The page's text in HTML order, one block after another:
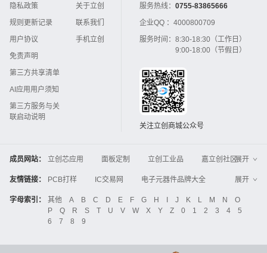
隐私政策
规则更新记录
用户协议
免责声明
第三方共享清单
AI应用用户须知
第三方服务与关
联启动说明
关于立创
联系我们
手机立创
服务热线： 0755-83865666
企业QQ ： 4000800709
服务时间： 8:30-18:30（工作日）
9:00-18:00（节假日）
关注立创商城公众号
成员网站： 立创芯应用 面板定制 立创工业品
嘉立创社区
3D打印
嘉立创FPC 嘉立创PCB
嘉立创FA
Global Website LCSC
ZXHPCB
展开
友情链接： PCB打样 IC交易网
电子元器件品牌大全
中国IC网
智能电网 机电设备
电子工程网
晶振
电子技术应用 21icsearch
电子展
工业品采购
IC电子网 锂电池 集成灶
展开
字母索引： 其他 A B C D E F G H J K L M N
O
P
Q R S T U V W X Y Z 0 1 2 3 4
5
6
7 8 9